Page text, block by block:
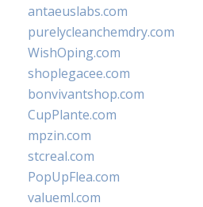
antaeuslabs.com
purelycleanchemdry.com
WishOping.com
shoplegacee.com
bonvivantshop.com
CupPlante.com
mpzin.com
stcreal.com
PopUpFlea.com
valueml.com